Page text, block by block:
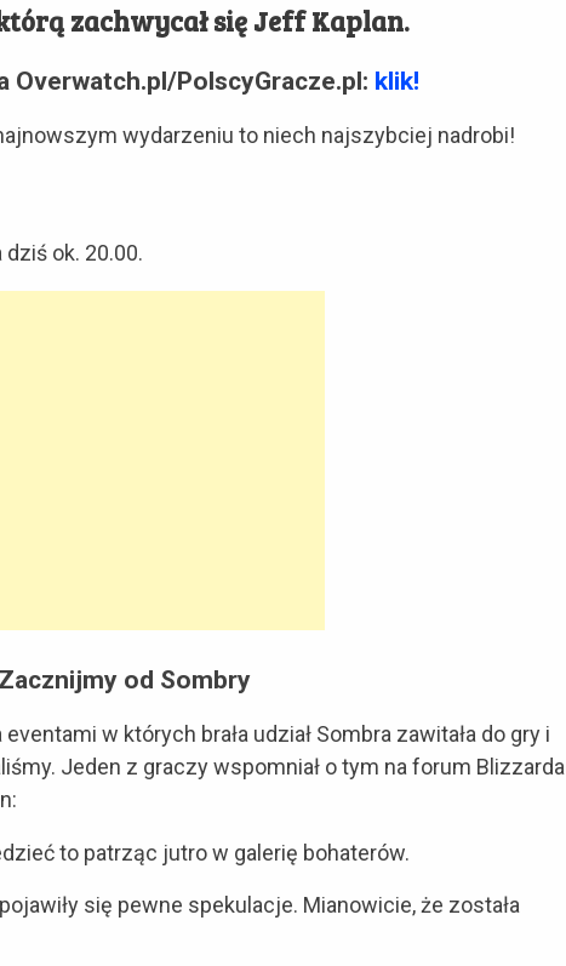
zachwycał się Jeff Kaplan.
Overwatch.pl/PolscyGracze.pl: klik!
wydarzeniu to niech najszybciej nadrobi!
ok. 20.00.
Zacznijmy od Sombry
w których brała udział Sombra zawitała do gry i
Jeden z graczy wspomniał o tym na forum Blizzarda
to patrząc jutro w galerię bohaterów.
się pewne spekulacje. Mianowicie, że została